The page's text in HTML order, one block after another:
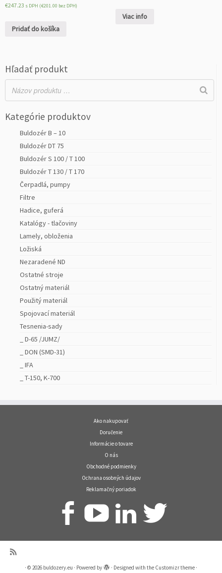
€247.23 s DPH (€201.00 bez DPH)
Pridať do košíka
Viac info
Hľadať produkt
Kategórie produktov
Buldozér B – 10
Buldozér DT 75
Buldozér S 100 / T 100
Buldozér T 130 / T 170
Čerpadlá, pumpy
Filtre
Hadice, guferá
Katalógy - tlačoviny
Lamely, obloženia
Ložiská
Nezaradené ND
Ostatné stroje
Ostatný materiál
Použitý materiál
Spojovací materiál
Tesnenia-sady
_ D-65 /JUMZ/
_ DON (SMD-31)
_ IFA
_ T-150, K-700
Ako nakupovať
Doručenie
Informácie o tovare
O nás
Obchodné podmienky
Ochrana osobných údajov
Reklamačný poriadok
· © 2026 buldozery.eu · Powered by · Designed with the Customizr theme ·